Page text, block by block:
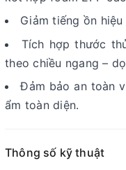
Giảm tiếng ồn
Tích hợp thước
theo chiều ngang –
Đảm bảo an toàn
ẩm toàn diện.
Thông số kỹ thuật